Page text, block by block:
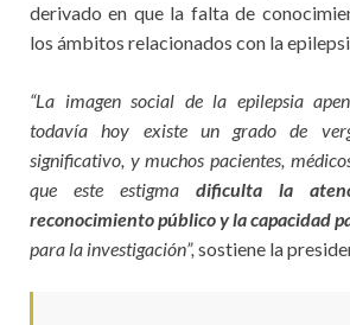
derivado en que la falta de
los ámbitos relacionados con la
“La imagen social de la epilepsia
todavía hoy existe un grado de
significativo, y muchos pacientes,
que este estigma dificulta la
reconocimiento público y la capacidad
para la investigación”, sostiene la